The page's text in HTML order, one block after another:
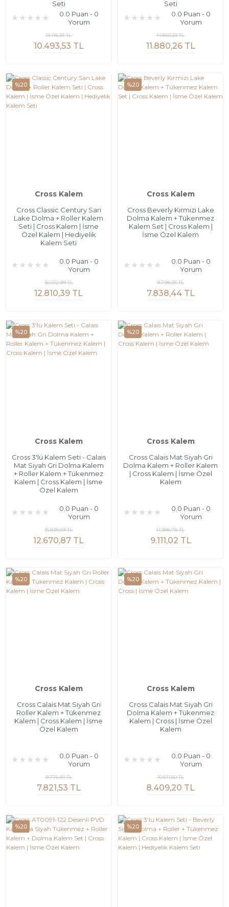
Seti
0.0 Puan - 0
Yorum
10.493,53 TL
13.116,91 TL
Seti
0.0 Puan - 0
Yorum
11.880,26 TL
14.850,33 TL
%20
Cross Kalem
Cross Classic Century Sarı
Lake Dolma + Roller Kalem
Seti | Cross Kalem | İsme
Özel Kalem | Hediyelik
Kalem Seti
0.0 Puan - 0
Yorum
12.810,39 TL
16.012,99 TL
%20
Cross Kalem
Cross Beverly Kırmızı Lake
Dolma Kalem + Tükenmez
Kalem Set | Cross Kalem |
İsme Özel Kalem
0.0 Puan - 0
Yorum
7.838,44 TL
9.798,05 TL
%20
Cross Kalem
Cross 3'lü Kalem Seti - Calais
Mat Siyah Gri Dolma Kalem
+ Roller Kalem + Tükenmez
Kalem | Cross Kalem | İsme
Özel Kalem
0.0 Puan - 0
Yorum
12.670,87 TL
15.838,59 TL
%20
Cross Kalem
Cross Calais Mat Siyah Gri
Dolma Kalem + Roller Kalem
| Cross Kalem | İsme Özel
Kalem
0.0 Puan - 0
Yorum
9.111,02 TL
11.388,78 TL
%20
Cross Kalem
Cross Calais Mat Siyah Gri
Roller Kalem + Tükenmez
Kalem | Cross Kalem | İsme
Özel Kalem
0.0 Puan - 0
Yorum
7.821,53 TL
9.776,91 TL
%20
Cross Kalem
Cross Calais Mat Siyah Gri
Dolma Kalem + Tükenmez
Kalem | Cross | İsme Özel
Kalem
0.0 Puan - 0
Yorum
8.409,20 TL
10.511,50 TL
%20 %20